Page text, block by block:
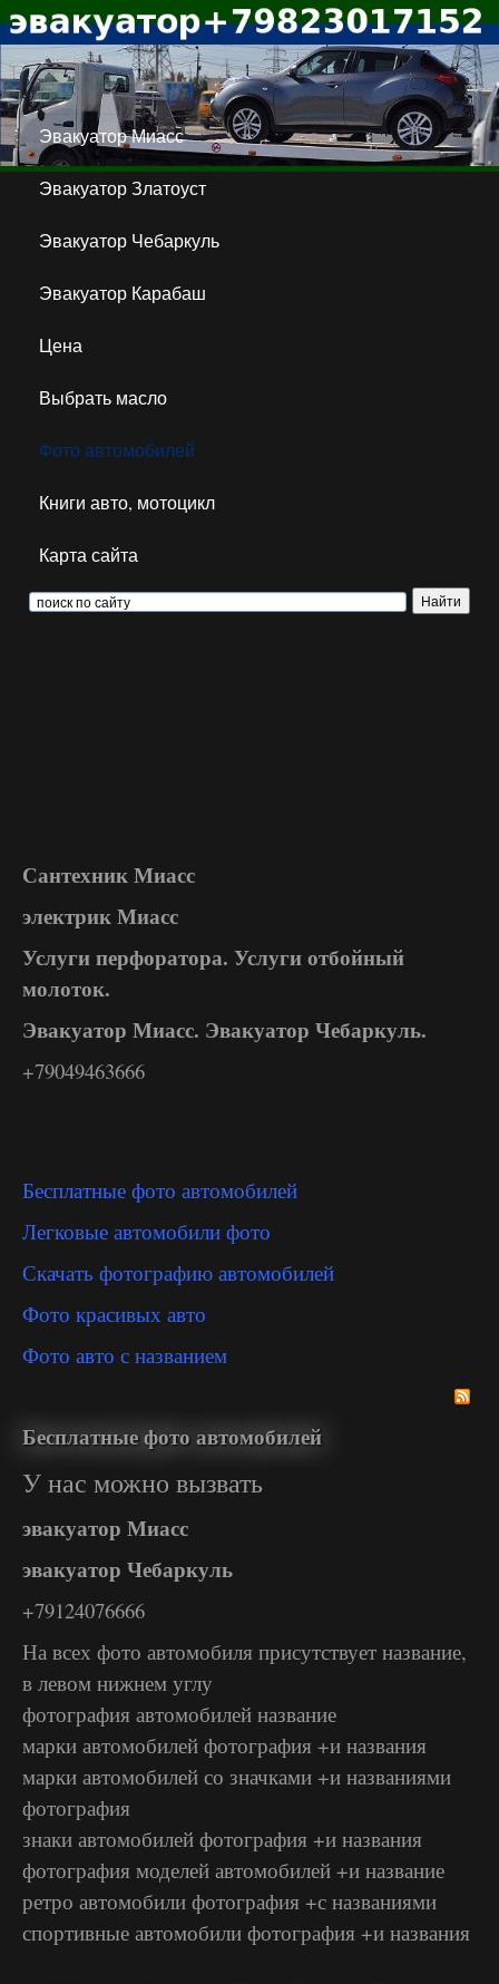
Эвакуатор Миасс
Эвакуатор Златоуст
Эвакуатор Чебаркуль
Эвакуатор Карабаш
Цена
Выбрать масло
Фото автомобилей
Книги авто, мотоцикл
Карта сайта
Сантехник Миасс
электрик Миасс
Услуги перфоратора. Услуги отбойный
молоток.
Эвакуатор Миасс. Эвакуатор Чебаркуль.
+79049463666
Бесплатные фото автомобилей
Легковые автомобили фото
Скачать фотографию автомобилей
Фото красивых авто
Фото авто с названием
Бесплатные фото автомобилей
У нас можно вызвать
эвакуатор Миасс
эвакуатор Чебаркуль
+79124076666
На всех фото автомобиля присутствует название,
в левом нижнем углу
фотография автомобилей название
марки автомобилей фотография +и названия
марки автомобилей со значками +и названиями
фотография
знаки автомобилей фотография +и названия
фотография моделей автомобилей +и название
ретро автомобили фотография +с названиями
спортивные автомобили фотография +и названия